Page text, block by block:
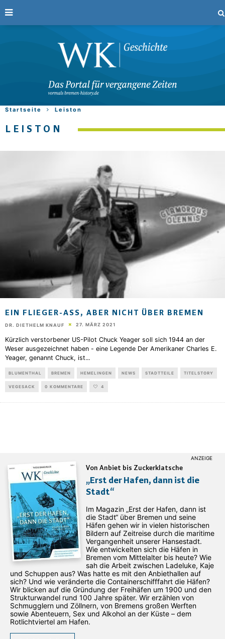
Startseite Leiston
LEISTON
EIN FLIEGER-ASS, ABER NICHT ÜBER BREMEN
DR. DIETHELM KNAUF 27. MÄRZ 2021
Kürzlich verstorbener US-Pilot Chuck Yeager soll sich 1944 an der
Weser ausgezeichnet haben - eine Legende Der Amerikaner Charles E.
Yeager, genannt Chuck, ist...
BLUMENTHAL BREMEN HEMELINGEN NEWS STADTTEILE TITELSTORY
VEGESACK 0 KOMMENTARE 4
Von Anbiet bis Zuckerklatsche
„Erst der Hafen, dann ist die
Stadt“
Im Magazin „Erst der Hafen, dann ist
die Stadt“ über Bremen und seine
Häfen gehen wir in vielen historischen
Bildern auf Zeitreise durch die maritime
Vergangenheit unserer Hansestadt.
Wie entwickelten sich die Häfen in
Bremen vom Mittelalter bis heute? Wie
sah die Arbeit zwischen Ladeluke, Kaje
und Schuppen aus? Was hatte es mit den Anbiethallen auf
sich? Und wie veränderte die Containerschifffahrt die Häfen?
Wir blicken auf die Gründung der Freihäfen um 1900 und den
Strukturwandel rund 100 Jahre später. Wir erzählen von
Schmugglern und Zöllnern, von Bremens großen Werften
sowie Abenteuern, Sex und Alkohol an der Küste – dem
Rotlichtviertel am Hafen.